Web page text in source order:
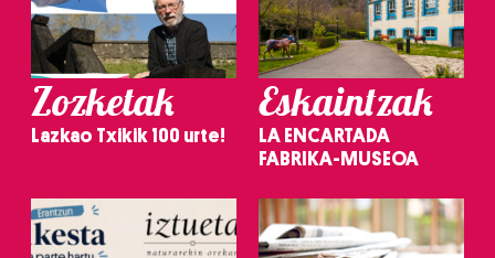
Zozketak
Lazkao Txikik 100 urte!
Eskaintzak
LA ENCARTADA
FABRIKA-MUSEOA